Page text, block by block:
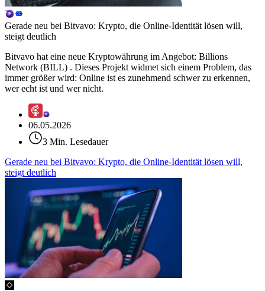
Gerade neu bei Bitvavo: Krypto, die Online-Identität lösen will,
steigt deutlich
Bitvavo hat eine neue Kryptowährung im Angebot: Billions
Network (BILL) . Dieses Projekt widmet sich einem Problem, das
immer größer wird: Online ist es zunehmend schwer zu erkennen,
wer echt ist und wer nicht.
06.05.2026
3 Min. Lesedauer
Gerade neu bei Bitvavo: Krypto, die Online-Identität lösen will,
steigt deutlich